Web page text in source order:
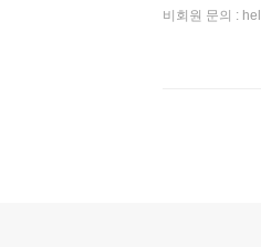
비회원 문의 :